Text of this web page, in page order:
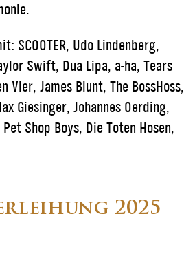
SCOOTER, Udo Lindenberg,
Swift, Dua Lipa, a-ha, Tears
Vier, James Blunt, The BossHoss,
Giesinger, Johannes Oerding,
Shop Boys, Die Toten Hosen,
2025